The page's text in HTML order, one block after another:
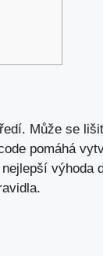
Může se
pomáhá
výhoda